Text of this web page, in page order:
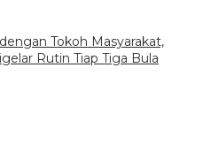
Tokoh Masyarakat,
Rutin Tiap Tiga Bula